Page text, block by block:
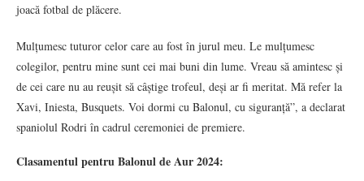
joacă fotbal de plăcere.
Mulțumesc tuturor celor care au fost în jurul meu. Le mulțumesc
colegilor, pentru mine sunt cei mai buni din lume. Vreau să amintesc și
de cei care nu au reușit să câștige trofeul, deși ar fi meritat. Mă refer la
Xavi, Iniesta, Busquets. Voi dormi cu Balonul, cu siguranță”, a declarat
spaniolul Rodri în cadrul ceremoniei de premiere.
Clasamentul pentru Balonul de Aur 2024: